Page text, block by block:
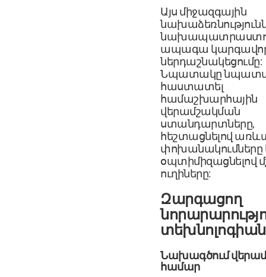
Այս միջազգային
ապագա
ներդաշնակեցումը:
Նպատակը
հաստատել
համաշխարհային
վերամշակման
ստանդարտները,
հեշտացնելով
փոխանակումները
օպտիմիզացնելով
ուղիները:
Զարգացող
Նախագծում
համար